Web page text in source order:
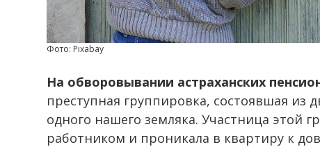
Фото: Pixabay
На обворовывании астраханских
преступная группировка, состоявшая из
одного нашего земляка. Участница этой
работником и проникала в квартиру к